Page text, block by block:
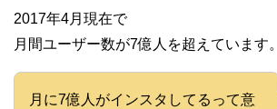
2017年4月現在で
月間ユーザー数が7億人を超えています。
月に7億人がインスタしてるって意